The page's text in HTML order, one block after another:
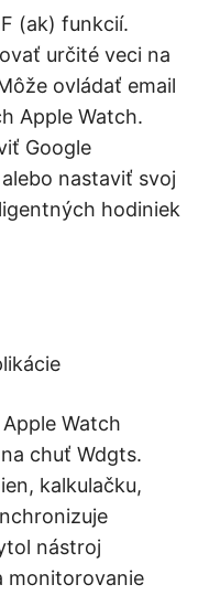
(ak) funkcií.
určité veci na
ovládať email
Apple Watch.
Google
nastaviť svoj
hodiniek
Watch
chuť Wdgts.
kalkulačku,
nástroj
monitorovanie